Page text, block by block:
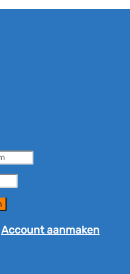
Account aanmaken